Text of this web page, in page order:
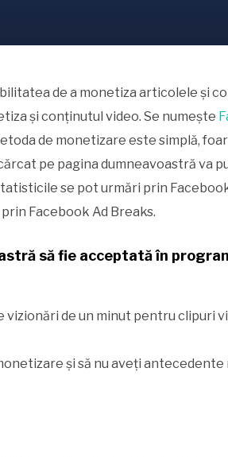
de a monetiza articolele și
și conținutul video. Se numește
de monetizare este simplă,
pe pagina dumneavoastră va
se pot urmări prin
Facebook Ad Breaks.
să fie acceptată în
de un minut pentru clipuri
și să nu aveți